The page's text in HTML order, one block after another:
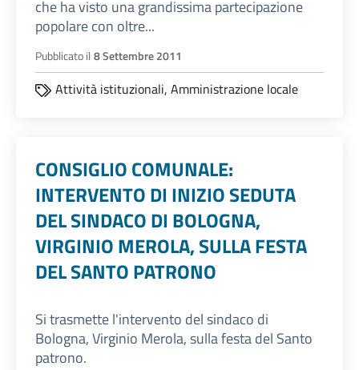
che ha visto una grandissima partecipazione
popolare con oltre...
Pubblicato il 8 Settembre 2011
Attività istituzionali, Amministrazione locale
CONSIGLIO COMUNALE:
INTERVENTO DI INIZIO SEDUTA
DEL SINDACO DI BOLOGNA,
VIRGINIO MEROLA, SULLA FESTA
DEL SANTO PATRONO
Si trasmette l'intervento del sindaco di
Bologna, Virginio Merola, sulla festa del Santo
patrono.